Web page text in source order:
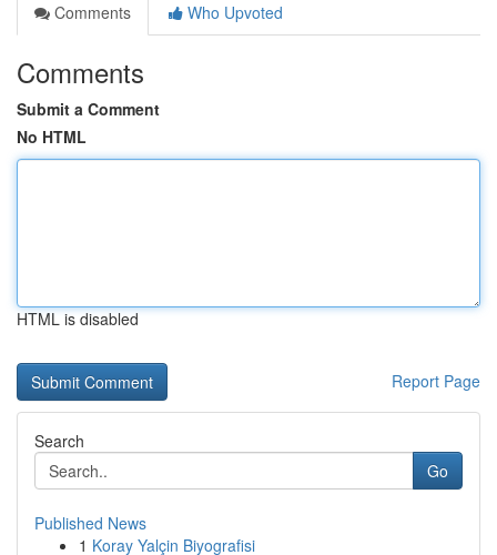
Comments
Who Upvoted
Comments
Submit a Comment
No HTML
HTML is disabled
Report Page
Search
Go
Published News
1 Koray Yalçin Biyografisi